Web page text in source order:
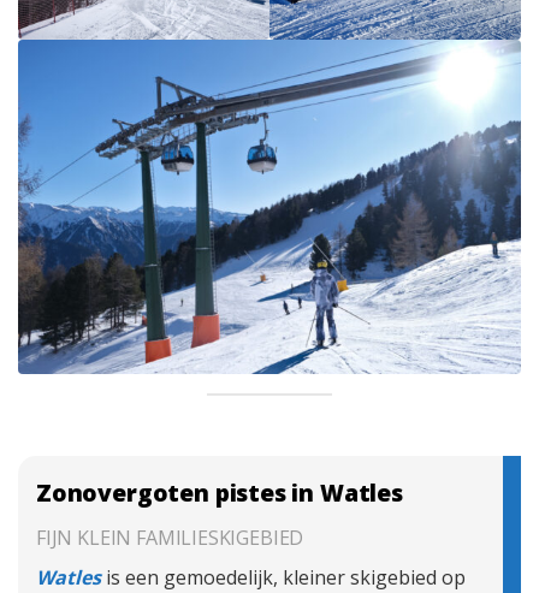
Zonovergoten pistes in Watles
FIJN KLEIN FAMILIESKIGEBIED
Watles is een gemoedelijk, kleiner skigebied op